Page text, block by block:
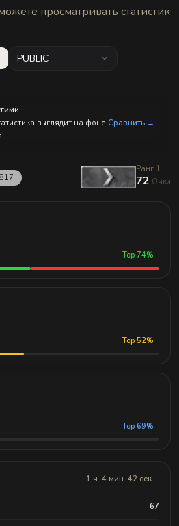
просматривать статистику
PUBLIC
выглядит на фоне Сравнить →
Ранг 1
72 Очки
Top 74%
Top 52%
Top 69%
1 ч. 4 мин. 42 сек.
67